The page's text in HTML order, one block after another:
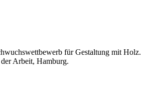
für Gestaltung mit Holz.
Arbeit, Hamburg.